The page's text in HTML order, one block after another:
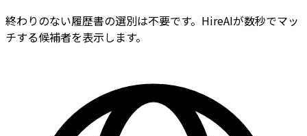
終わりのない履歴書の選別は不要です。HireAIが数秒でマッ
チする候補者を表示します。